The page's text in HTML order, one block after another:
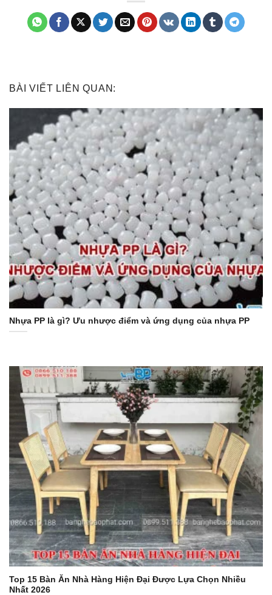
BÀI VIẾT LIÊN QUAN:
Nhựa PP là gì? Ưu nhược điểm và ứng dụng của nhựa PP
Top 15 Bàn Ăn Nhà Hàng Hiện Đại Được Lựa Chọn Nhiều
Nhất 2026